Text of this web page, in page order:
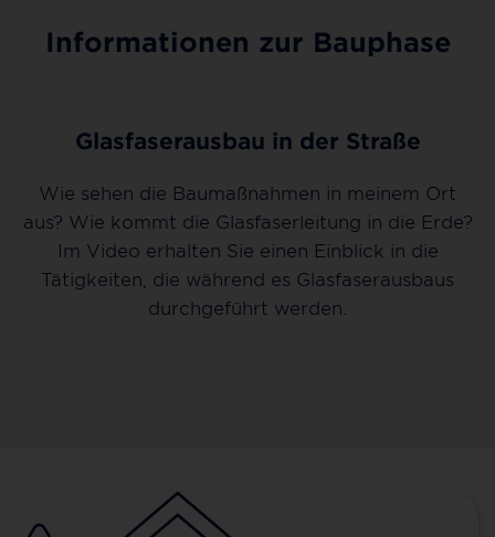
Informationen zur Bauphase
Glasfaserausbau in der Straße
Wie sehen die Baumaßnahmen in meinem Ort
aus? Wie kommt die Glasfaserleitung in die Erde?
Im Video erhalten Sie einen Einblick in die
Tätigkeiten, die während es Glasfaserausbaus
durchgeführt werden.